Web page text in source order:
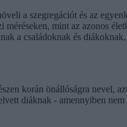
a szegregációt és az
mint az azonos
a családoknak és
korán önállóságra nevel,
diáknak - amennyiben